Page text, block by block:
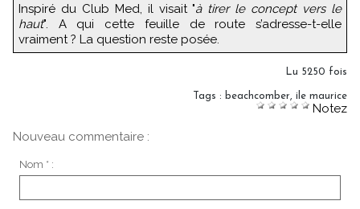
Inspiré du Club Med, il visait "à tirer le concept vers le
haut". A qui cette feuille de route s’adresse-t-elle
vraiment ? La question reste posée.
Lu 5250 fois
Tags : beachcomber ile maurice
Notez
Nouveau commentaire :
Nom * :